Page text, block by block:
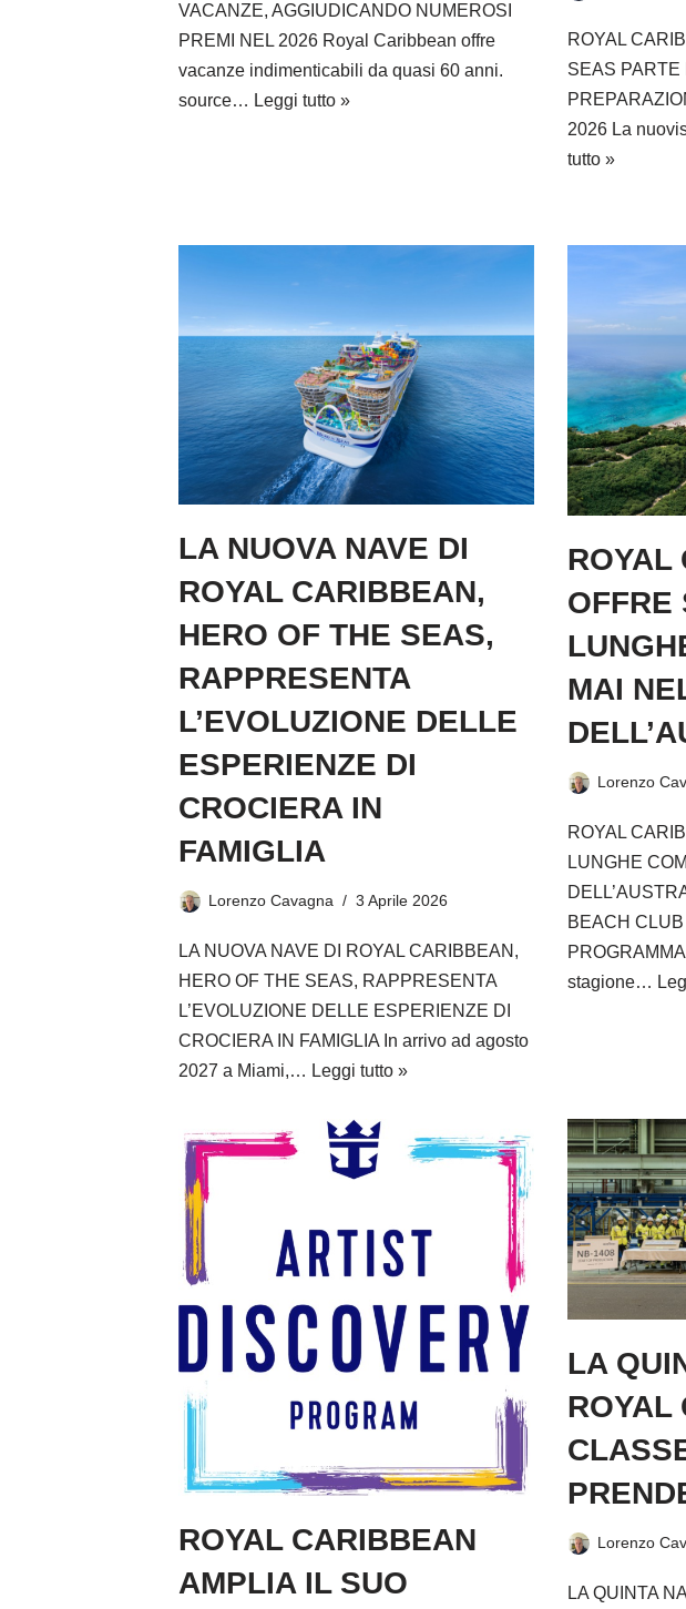
VACANZE, AGGIUDICANDO NUMEROSI
PREMI NEL 2026 Royal Caribbean offre
vacanze indimenticabili da quasi 60 anni.
source… Leggi tutto »
ROYAL
SEAS PARTE
2026 La
tutto »
LA NUOVA NAVE DI
ROYAL CARIBBEAN,
HERO OF THE SEAS,
RAPPRESENTA
L’EVOLUZIONE DELLE
ESPERIENZE DI
CROCIERA IN
FAMIGLIA
Lorenzo Cavagna 3 Aprile 2026
LA NUOVA NAVE DI ROYAL CARIBBEAN,
HERO OF THE SEAS, RAPPRESENTA
L’EVOLUZIONE DELLE ESPERIENZE DI
CROCIERA IN FAMIGLIA In arrivo ad agosto
2027 a Miami,… Leggi tutto »
ROYAL
OFFRE
MAI
Lorenzo
ROYAL
LUNGHE
BEACH
stagione…
ROYAL CARIBBEAN
AMPLIA IL SUO
LA
ROYAL
Lorenzo
LA QUINTA